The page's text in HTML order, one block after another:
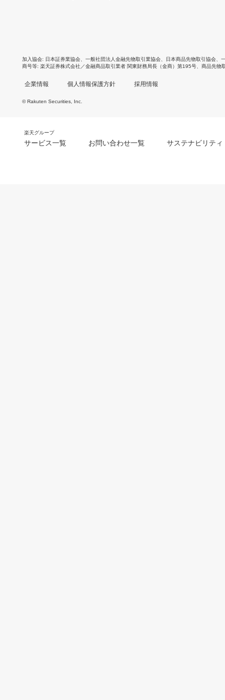
加入協会 日本証券業協会 一般社団法人金融先物取引業協会 日本商品先物取引協会
商号等 楽天証券株式会社／金融商品取引業者 関東財務局長（金商）第195号、商品先物
企業情報 個人情報保護方針 採用情報
© Rakuten Securities, Inc.
楽天グループ
サービス一覧 お問い合わせ一覧 サステナビリティ